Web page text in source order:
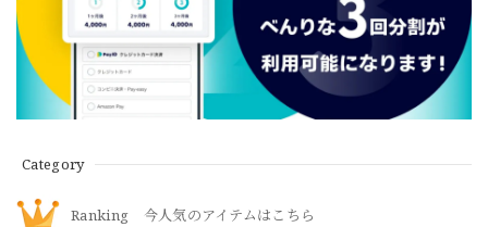
Category
Ranking 今人気のアイテムはこちら